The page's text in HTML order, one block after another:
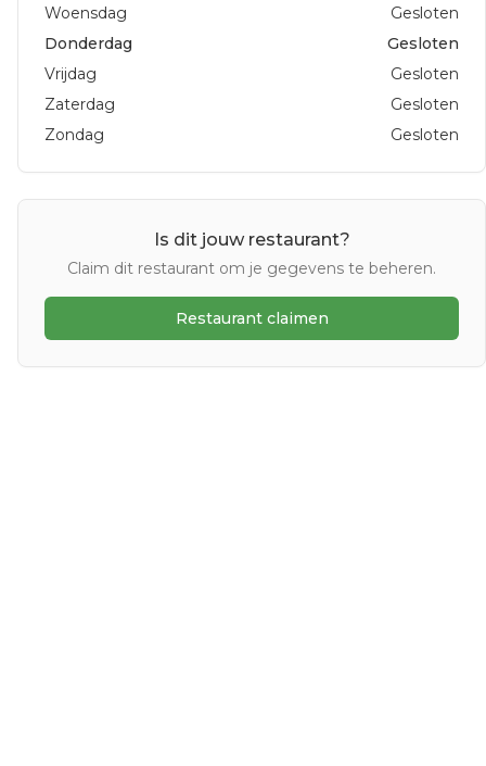
Woensdag
Gesloten
Donderdag
Gesloten
Vrijdag
Gesloten
Zaterdag
Gesloten
Zondag
Gesloten
Is dit jouw restaurant?
Claim dit restaurant om je gegevens te beheren.
Restaurant claimen